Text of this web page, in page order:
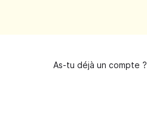
As-tu déjà un compte ?